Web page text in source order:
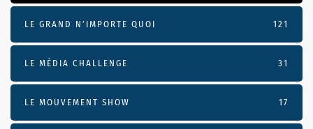
LE GRAND N’IMPORTE QUOI 121
LE MÉDIA CHALLENGE 31
LE MOUVEMENT SHOW 17